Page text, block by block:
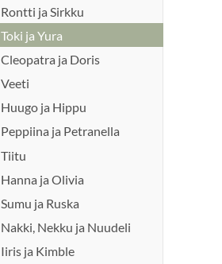
Rontti ja Sirkku
Toki ja Yura
Cleopatra ja Doris
Veeti
Huugo ja Hippu
Peppiina ja Petranella
Tiitu
Hanna ja Olivia
Sumu ja Ruska
Nakki, Nekku ja Nuudeli
Iiris ja Kimble